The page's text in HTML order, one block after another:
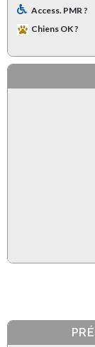
Access. PMR ?
Chiens OK ?